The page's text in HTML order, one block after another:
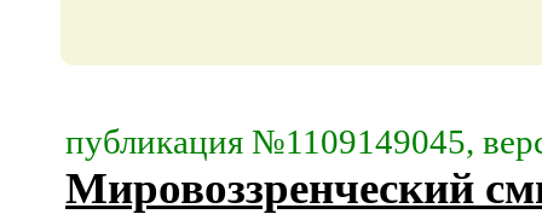
публикация №1109149045,
Мировоззренческий